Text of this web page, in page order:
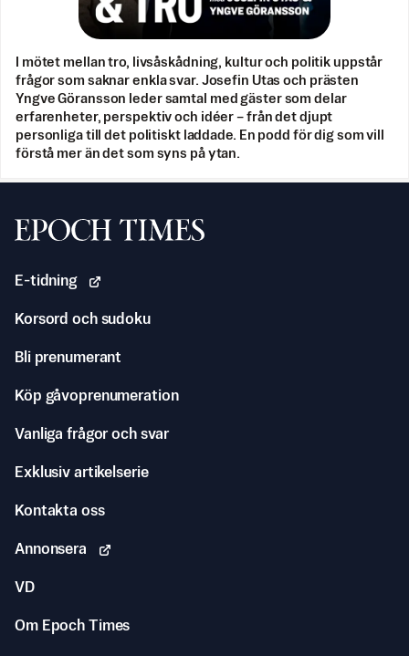
I mötet mellan tro, livsåskådning, kultur och politik uppstår
frågor som saknar enkla svar. Josefin Utas och prästen
Yngve Göransson leder samtal med gäster som delar
erfarenheter, perspektiv och idéer – från det djupt
personliga till det politiskt laddade. En podd för dig som vill
förstå mer än det som syns på ytan.
Svenska Epoch Times
E-tidning
Korsord och sudoku
Bli prenumerant
Köp gåvoprenumeration
Vanliga frågor och svar
Exklusiv artikelserie
Kontakta oss
Annonsera
VD
Om Epoch Times